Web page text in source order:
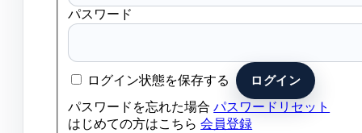
パスワード
ログイン状態を保存する
パスワードを忘れた場合パスワードリセット
はじめての方はこちら会員登録